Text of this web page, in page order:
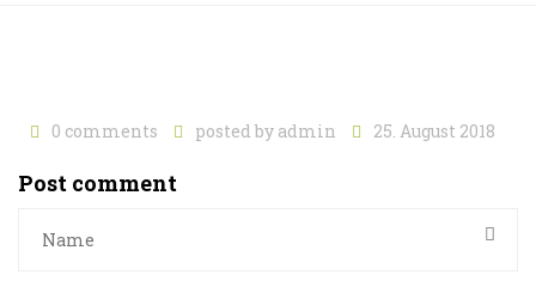
0 comments posted by admin 25. August 2018
Post comment